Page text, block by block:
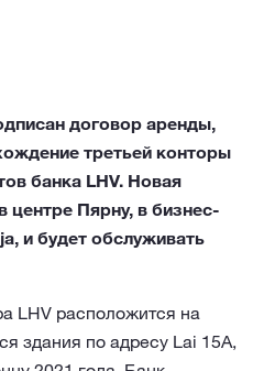
договор аренды,
третьей конторы
банка LHV. Новая
центре Пярну, в бизнес-
и будет обслуживать
LHV расположится на
здания по адресу Lai 15A,